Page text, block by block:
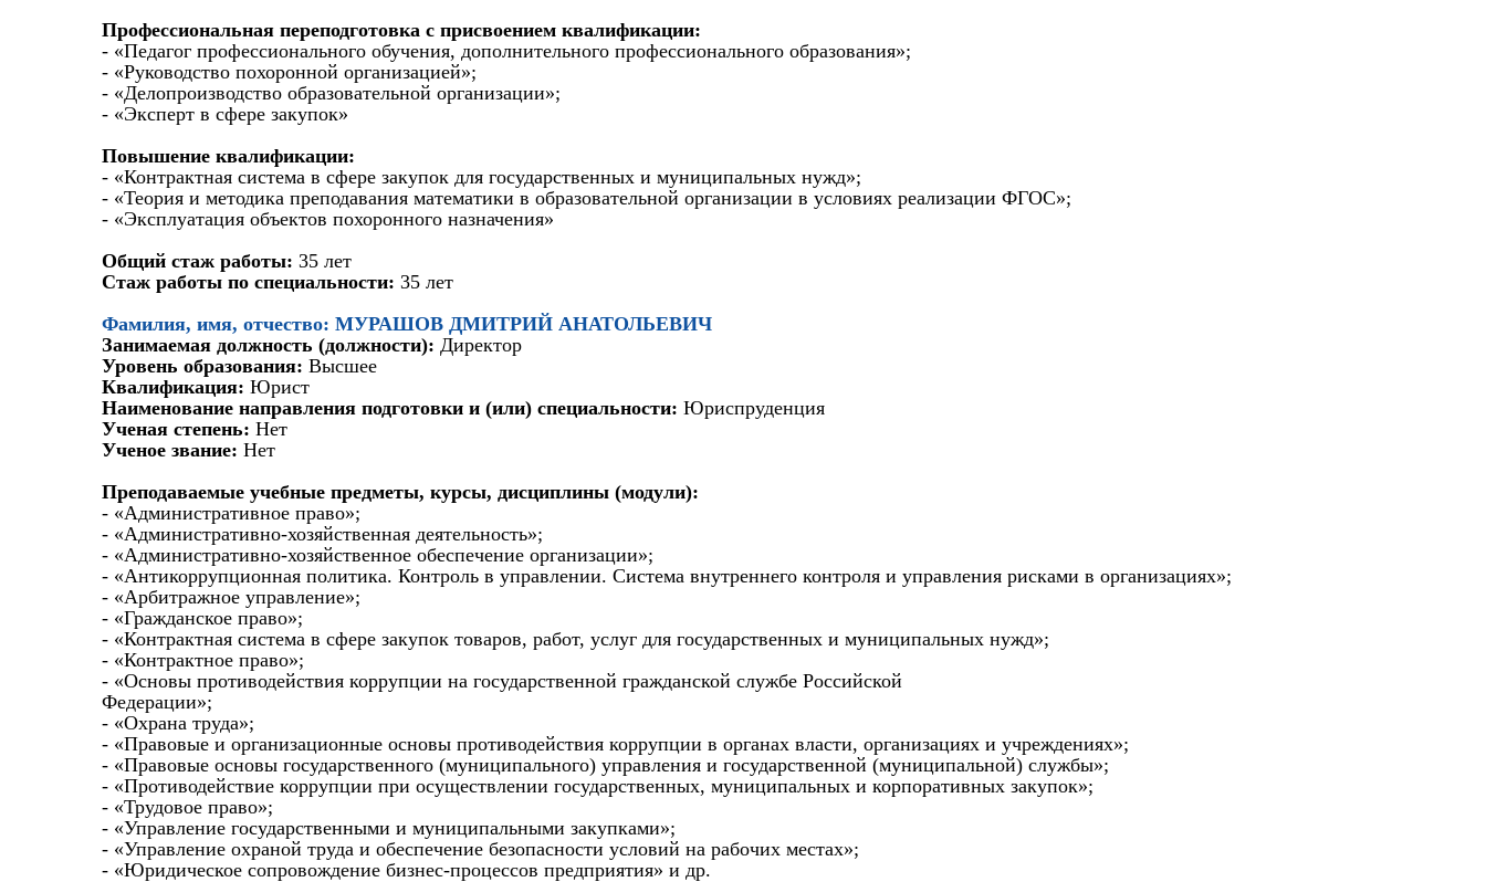
Профессиональная переподготовка с присвоением квалификации:
- «Педагог профессионального обучения, дополнительного профессионального образования»;
- «Руководство похоронной организацией»;
- «Делопроизводство образовательной организации»;
- «Эксперт в сфере закупок»
Повышение квалификации:
- «Контрактная система в сфере закупок для государственных и муниципальных нужд»;
- «Теория и методика преподавания математики в образовательной организации в условиях реализации ФГОС»;
- «Эксплуатация объектов похоронного назначения»
Общий стаж работы: 35 лет
Стаж работы по специальности: 35 лет
Фамилия, имя, отчество: МУРАШОВ ДМИТРИЙ АНАТОЛЬЕВИЧ
Занимаемая должность (должности): Директор
Уровень образования: Высшее
Квалификация: Юрист
Наименование направления подготовки и (или) специальности: Юриспруденция
Ученая степень: Нет
Ученое звание: Нет
Преподаваемые учебные предметы, курсы, дисциплины (модули):
- «Административное право»;
- «Административно-хозяйственная деятельность»;
- «Административно-хозяйственное обеспечение организации»;
- «Антикоррупционная политика. Контроль в управлении. Система внутреннего контроля и управления рисками в организациях»;
- «Арбитражное управление»;
- «Гражданское право»;
- «Контрактная система в сфере закупок товаров, работ, услуг для государственных и муниципальных нужд»;
- «Контрактное право»;
- «Основы противодействия коррупции на государственной гражданской службе Российской
Федерации»;
- «Охрана труда»;
- «Правовые и организационные основы противодействия коррупции в органах власти, организациях и учреждениях»;
- «Правовые основы государственного (муниципального) управления и государственной (муниципальной) службы»;
- «Противодействие коррупции при осуществлении государственных, муниципальных и корпоративных закупок»;
- «Трудовое право»;
- «Управление государственными и муниципальными закупками»;
- «Управление охраной труда и обеспечение безопасности условий на рабочих местах»;
- «Юридическое сопровождение бизнес-процессов предприятия» и др.